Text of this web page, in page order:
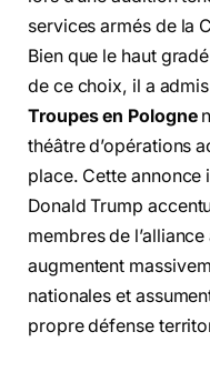
services armés de la
Bien que le haut
de ce choix, il a
Troupes en Pologne
théâtre d’opérations
place. Cette annonce
Donald Trump
membres de
augmentent
nationales et
propre défense